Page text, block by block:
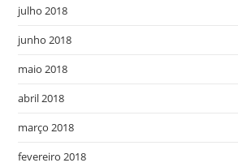
julho 2018
junho 2018
maio 2018
abril 2018
março 2018
fevereiro 2018